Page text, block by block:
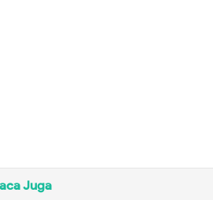
Juga